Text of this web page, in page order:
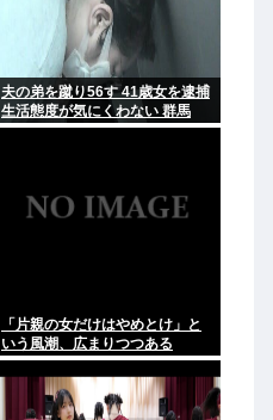
夫の弟を蹴り56す 41歳女を逮捕
生活態度が気にくわない 群馬
「片親の女だけはやめとけ」と
いう風潮、広まりつつある